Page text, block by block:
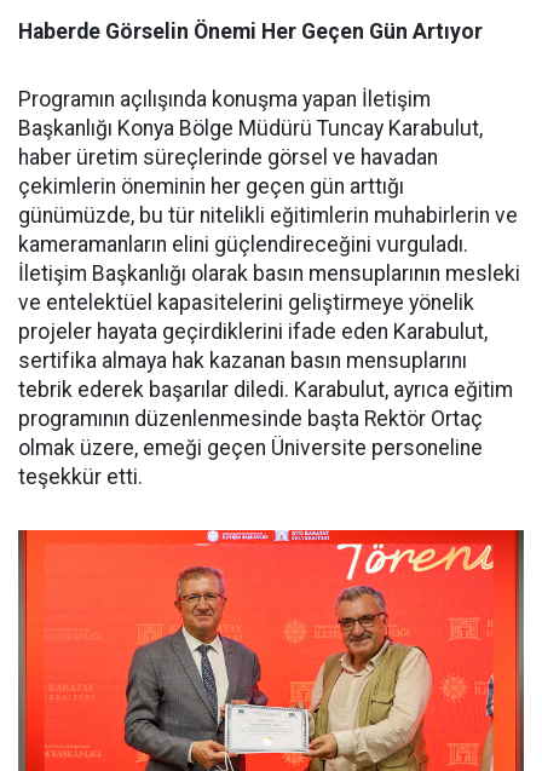
Haberde Görselin Önemi Her Geçen Gün Artıyor
Programın açılışında konuşma yapan İletişim
Başkanlığı Konya Bölge Müdürü Tuncay Karabulut,
haber üretim süreçlerinde görsel ve havadan
çekimlerin öneminin her geçen gün arttığı
günümüzde, bu tür nitelikli eğitimlerin muhabirlerin ve
kameramanların elini güçlendireceğini vurguladı.
İletişim Başkanlığı olarak basın mensuplarının mesleki
ve entelektüel kapasitelerini geliştirmeye yönelik
projeler hayata geçirdiklerini ifade eden Karabulut,
sertifika almaya hak kazanan basın mensuplarını
tebrik ederek başarılar diledi. Karabulut, ayrıca eğitim
programının düzenlenmesinde başta Rektör Ortaç
olmak üzere, emeği geçen Üniversite personeline
teşekkür etti.